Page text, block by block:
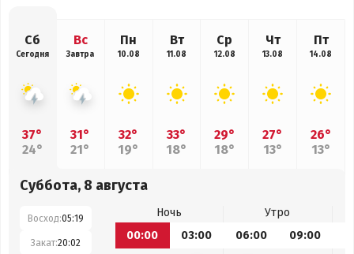
Сб
Сегодня
37°
24°
Вс
Завтра
31°
21°
Пн
10.08
32°
19°
Вт
11.08
33°
18°
Ср
12.08
29°
18°
Чт
13.08
27°
13°
Пт
14.08
26°
13°
Суббота, 8 августа
Восход:05:19
Закат:20:02
Ночь
Утро
00:00
03:00 06:00 09:00